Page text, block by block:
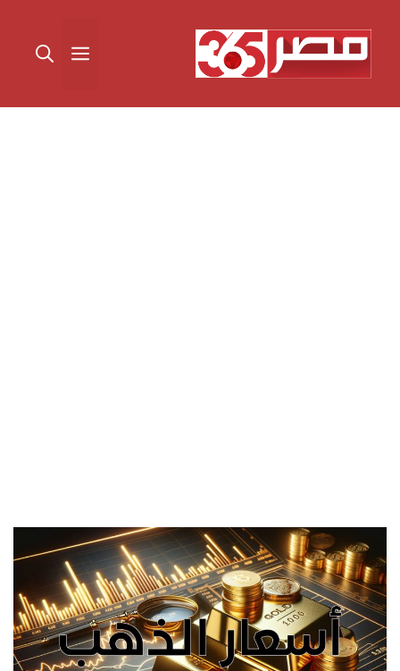
المحتوى القائمة